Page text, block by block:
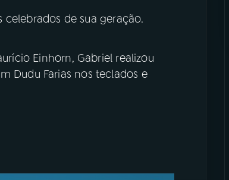
celebrados de sua geração.
Einhorn, Gabriel realizou
Dudu Farias nos teclados e